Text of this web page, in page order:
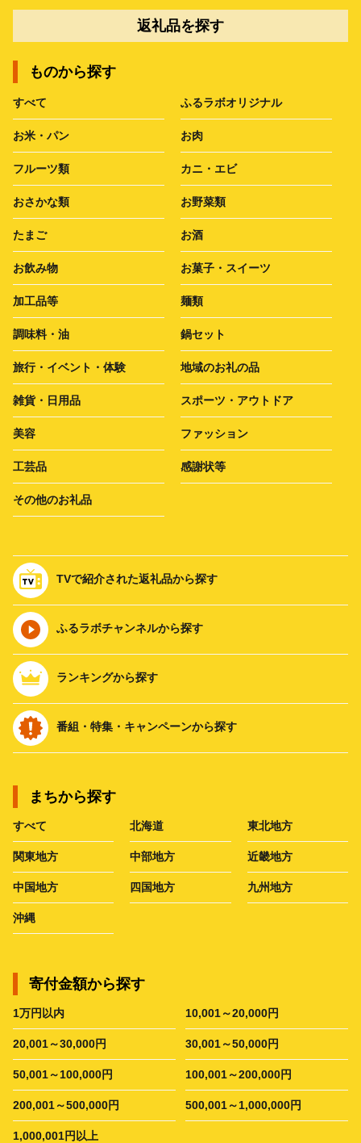
返礼品を探す
ものから探す
すべて ふるラボオリジナル
お米・パン お肉
フルーツ類 カニ・エビ
おさかな類 お野菜類
たまご お酒
お飲み物 お菓子・スイーツ
加工品等 麺類
調味料・油 鍋セット
旅行・イベント・体験 地域のお礼の品
雑貨・日用品 スポーツ・アウトドア
美容 ファッション
工芸品 感謝状等
その他のお礼品
TVで紹介された返礼品から探す
ふるラボチャンネルから探す
ランキングから探す
番組・特集・キャンペーンから探す
まちから探す
すべて 北海道 東北地方
関東地方 中部地方 近畿地方
中国地方 四国地方 九州地方
沖縄
寄付金額から探す
1万円以内 10,001～20,000円
20,001～30,000円 30,001～50,000円
50,001～100,000円 100,001～200,000円
200,001～500,000円 500,001～1,000,000円
1,000,001円以上